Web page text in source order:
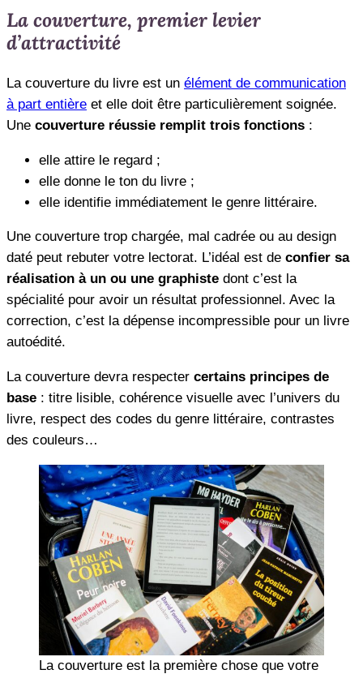
La couverture, premier levier
d’attractivité
La couverture du livre est un élément de communication
à part entière et elle doit être particulièrement soignée.
Une couverture réussie remplit trois fonctions :
elle attire le regard ;
elle donne le ton du livre ;
elle identifie immédiatement le genre littéraire.
Une couverture trop chargée, mal cadrée ou au design
daté peut rebuter votre lectorat. L’idéal est de confier sa
réalisation à un ou une graphiste dont c’est la
spécialité pour avoir un résultat professionnel. Avec la
correction, c’est la dépense incompressible pour un livre
autoédité.
La couverture devra respecter certains principes de
base : titre lisible, cohérence visuelle avec l’univers du
livre, respect des codes du genre littéraire, contrastes
des couleurs…
La couverture est la première chose que votre